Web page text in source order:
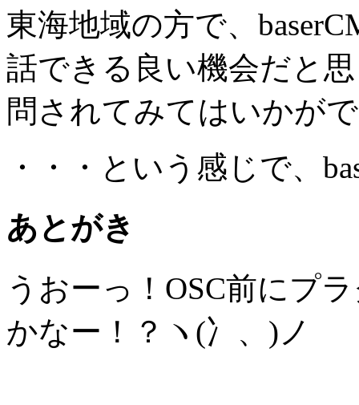
東海地域の方で、
話できる良い機会だと
問されてみてはいかが
・・・という感じで、
あとがき
うおーっ！OSC前にプ
かなー！？ヽ(冫、)ノ